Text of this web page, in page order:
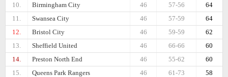
10.
Birmingham City 64
57-56
46
11.
Swansea City 64
57-59
46
12.
Bristol City 62
59-59
46
13.
Sheffield United 60
66-66
46
14.
Preston North End 60
55-62
46
15.
Queens Park Rangers 58
61-73
46